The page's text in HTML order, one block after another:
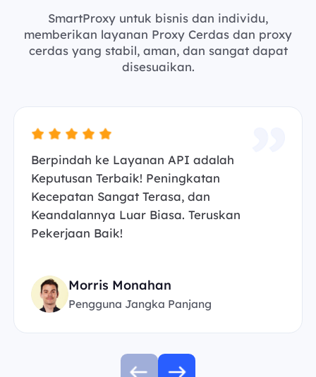
SmartProxy untuk bisnis dan individu,
memberikan layanan Proxy Cerdas dan proxy
cerdas yang stabil, aman, dan sangat dapat
disesuaikan.
Berpindah ke Layanan API adalah
Keputusan Terbaik! Peningkatan
Kecepatan Sangat Terasa, dan
Keandalannya Luar Biasa. Teruskan
Pekerjaan Baik!
Morris Monahan
Pengguna Jangka Panjang